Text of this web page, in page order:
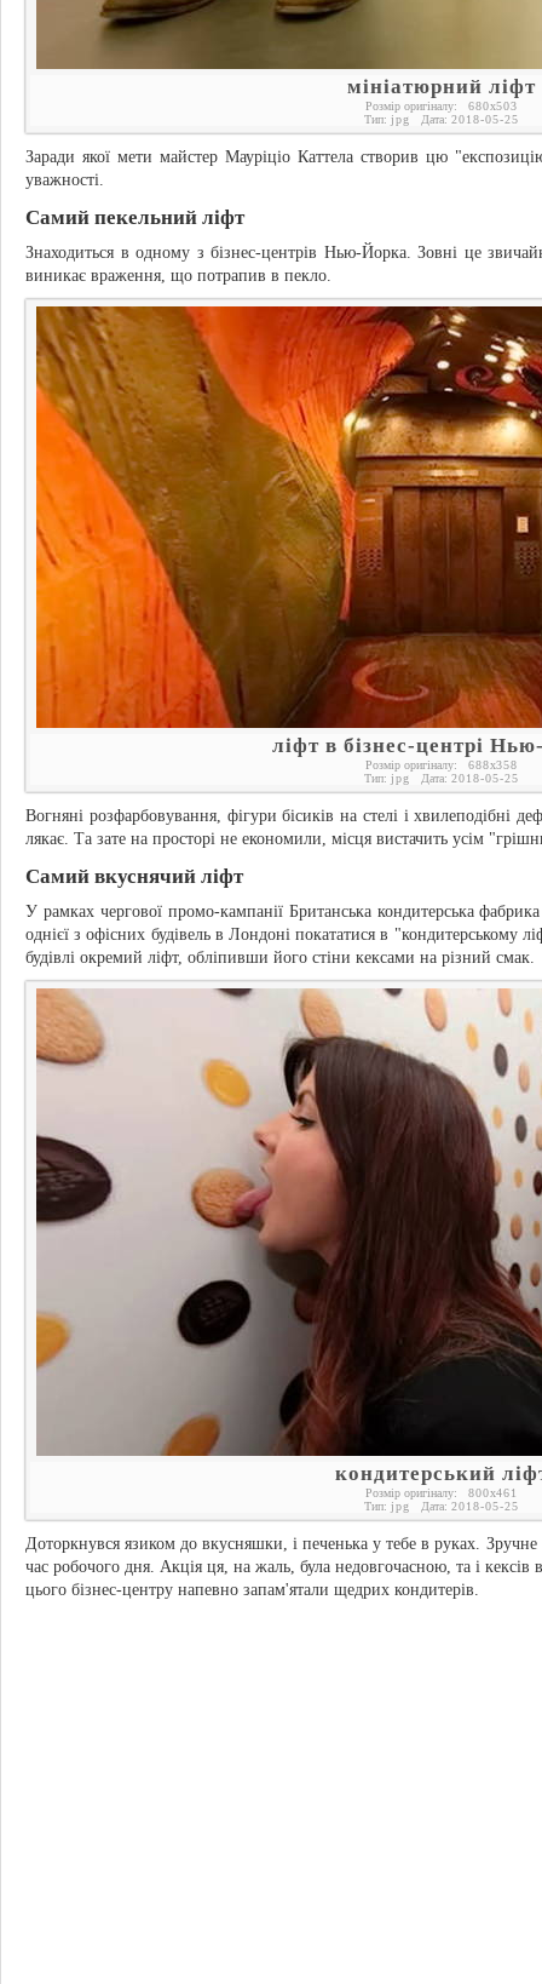
мініатюрний ліфт
Розмір оригіналу: 680x503
Тип: jpg Дата: 2018-05-25
Заради якої мети майстер Мауріціо Каттела створив цю
уважності.
Самий пекельний ліфт
Знаходиться в одному з бізнес-центрів Нью-Йорка. Зовні це
виникає враження, що потрапив в пекло.
ліфт в бізнес-центрі
Розмір оригіналу: 688x358
Тип: jpg Дата: 2018-05-25
Вогняні розфарбовування, фігури бісиків на стелі і хвилеподібні
лякає. Та зате на просторі не економили, місця вистачить усім
Самий вкуснячий ліфт
У рамках чергової промо-кампанії Британська кондитерська
однієї з офісних будівель в Лондоні покататися в "кондитерському
будівлі окремий ліфт, обліпивши його стіни кексами на різний смак.
кондитерський
Розмір оригіналу: 800x461
Тип: jpg Дата: 2018-05-25
Доторкнувся язиком до вкусняшки, і печенька у тебе в руках.
час робочого дня. Акція ця, на жаль, була недовгочасною, та і
цього бізнес-центру напевно запам'ятали щедрих кондитерів.